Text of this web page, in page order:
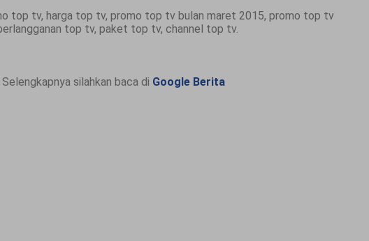
top tv, harga top tv, promo top tv bulan maret 2015, promo top tv
top tv, paket top tv, channel top tv.
Selengkapnya silahkan baca di Google Berita